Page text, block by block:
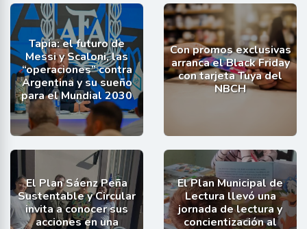
Tapia: el futuro de
Messi y Scaloni, las
“operaciones” contra
Argentina y su sueño
para el Mundial 2030
Con promos exclusivas
arranca el Black Friday
con tarjeta Tuya del
NBCH
El Plan Sáenz Peña
Sustentable y Circular
invita a conocer sus
acciones en una
El Plan Municipal de
Lectura llevó una
jornada de lectura y
concientización al